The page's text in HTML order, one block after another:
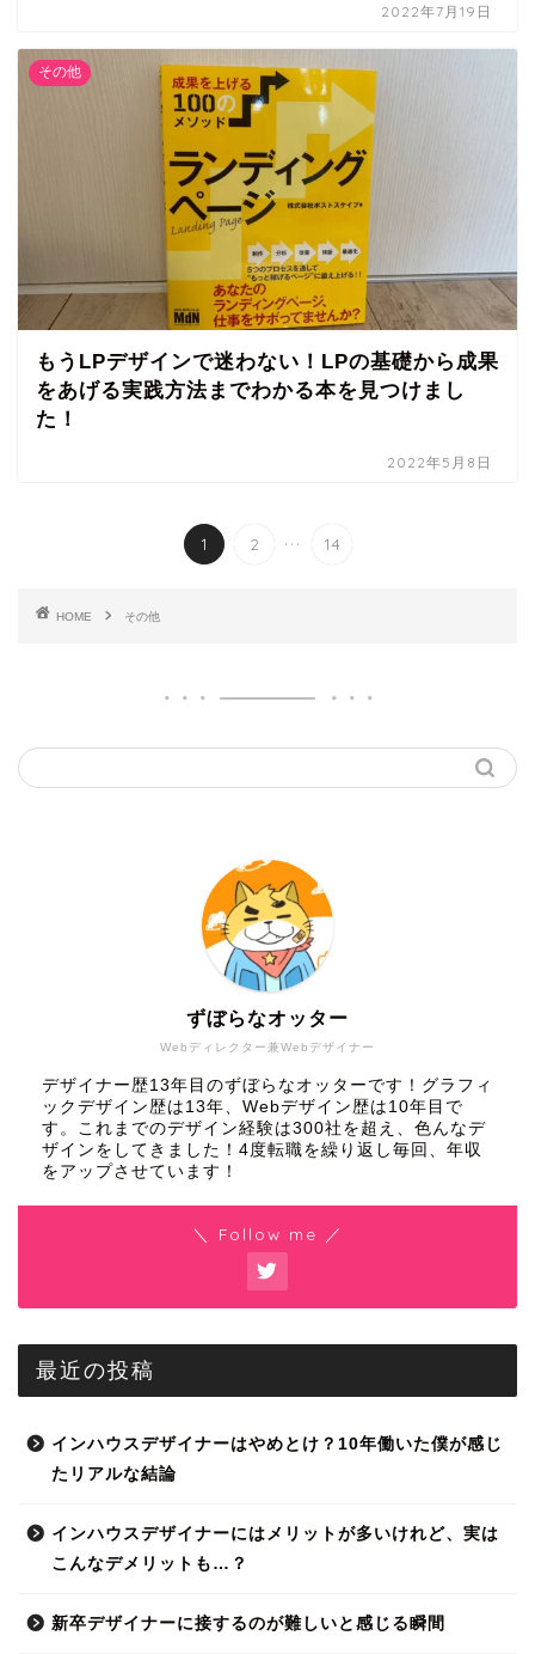
2022年7月19日
その他
もうLPデザインで迷わない！LPの基礎から成果
をあげる実践方法までわかる本を見つけまし
た！
2022年5月8日
1 2 ... 14
HOME その他
Webディレクター兼Webデザイナー
ずぼらなオッター
デザイナー歴13年目のずぼらなオッターです！グラフィ
ックデザイン歴は13年、Webデザイン歴は10年目で
す。これまでのデザイン経験は300社を超え、色んなデ
ザインをしてきました！4度転職を繰り返し毎回、年収
をアップさせています！
＼ Follow me ／
最近の投稿
インハウスデザイナーはやめとけ？10年働いた僕が感じ
たリアルな結論
インハウスデザイナーにはメリットが多いけれど、実は
こんなデメリットも…？
新卒デザイナーに接するのが難しいと感じる瞬間